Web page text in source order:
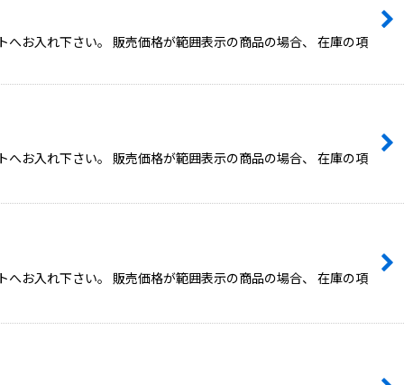
お入れ下さい。 販売価格が範囲表示の商品の場合、 在庫の項
お入れ下さい。 販売価格が範囲表示の商品の場合、 在庫の項
お入れ下さい。 販売価格が範囲表示の商品の場合、 在庫の項